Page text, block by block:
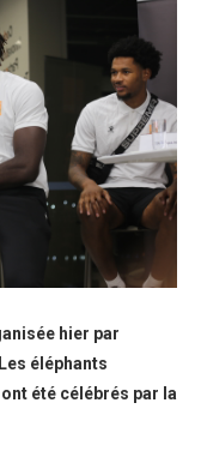
hier par
éléphants
été célébrés par la